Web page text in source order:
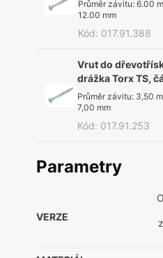
Průměr závitu: 6.00
12.00 mm
Kód: 017.91.388
Vrut do
drážka Torx TS,
Průměr závitu: 3,50
7,00 mm
Kód: 017.91.253
Parametry
VERZE